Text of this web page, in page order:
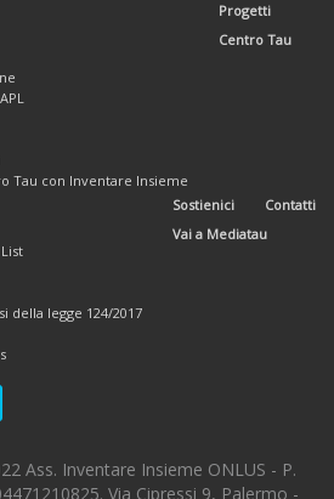
Tau con Inventare Insieme
Progetti
Centro Tau
della legge 124/2017
Sostienici
Contatti
Vai a Mediatau
Ass. Inventare Insieme ONLUS - P.
Via Cipressi 9, Palermo -